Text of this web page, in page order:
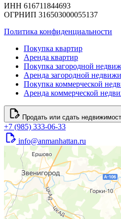
ИНН 616711844693
ОГРНИП 316503000055137
Политика конфиденциальности
Покупка квартир
Аренда квартир
Покупка загородной
Аренда загородной
Покупка коммерческой
Аренда коммерческой
Продать или сдать
+7 (985) 333-06-33
info@anmanhattan.ru